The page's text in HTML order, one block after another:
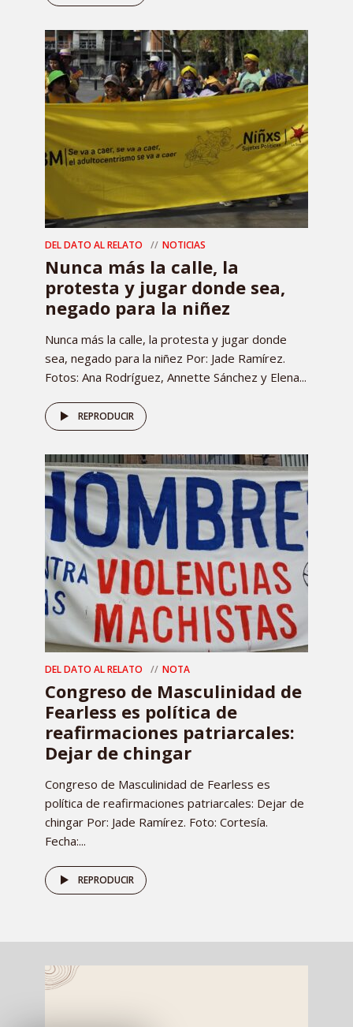
DEL DATO AL RELATO NOTICIAS
Nunca más la calle, la
protesta y jugar donde sea,
negado para la niñez
Nunca más la calle, la protesta y jugar donde
sea, negado para la niñez Por: Jade Ramírez.
Fotos: Ana Rodríguez, Annette Sánchez y Elena...
REPRODUCIR
DEL DATO AL RELATO NOTA
Congreso de Masculinidad de
Fearless es política de
reafirmaciones patriarcales:
Dejar de chingar
Congreso de Masculinidad de Fearless es
política de reafirmaciones patriarcales: Dejar de
chingar Por: Jade Ramírez. Foto: Cortesía.
Fecha:...
REPRODUCIR